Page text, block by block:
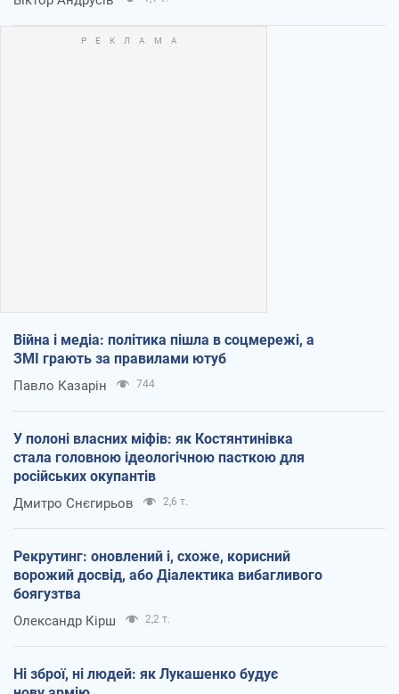
Війна і медіа: політика пішла в соцмережі, а
ЗМІ грають за правилами ютуб
Павло Казарін 744
У полоні власних міфів: як Костянтинівка
стала головною ідеологічною пасткою для
російських окупантів
Дмитро Снєгирьов 2,6 т.
Рекрутинг: оновлений і, схоже, корисний
ворожий досвід, або Діалектика вибагливого
боягузтва
Олександр Кірш 2,2 т.
Ні зброї, ні людей: як Лукашенко будує